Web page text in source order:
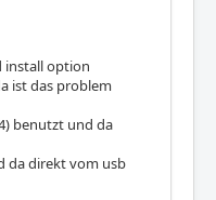
install option
ist das problem
benutzt und da
da direkt vom usb